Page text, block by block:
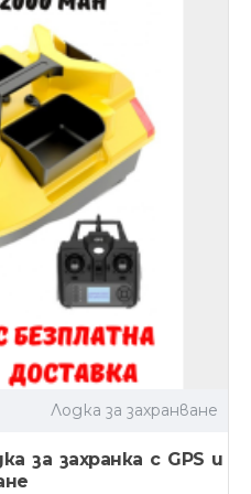
Лодка за захранване
за захранка с GPS и